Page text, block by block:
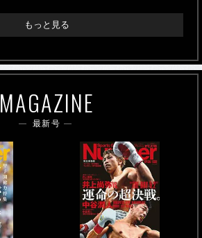
もっと見る
MAGAZINE
最新号